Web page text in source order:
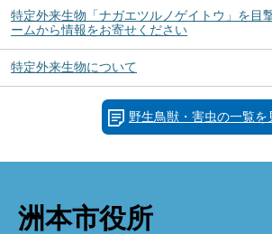
特定外来生物「ナガエツルノゲイトウ」を目
ームから情報をお寄せください
特定外来生物について
野生鳥獣・害虫の一覧を
洲本市役所